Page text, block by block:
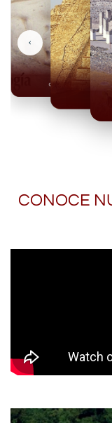
Olmecas
‹
CONOCE